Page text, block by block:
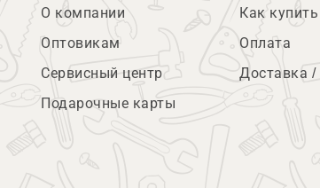
О компании
Оптовикам
Сервисный центр
Подарочные карты
Как купить
Оплата
Доставка